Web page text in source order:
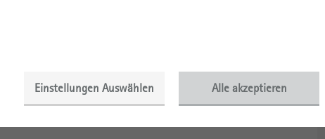
Einstellungen Auswählen Alle akzeptieren
Chance